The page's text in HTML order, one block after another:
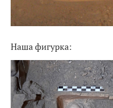
Наша фигурка: